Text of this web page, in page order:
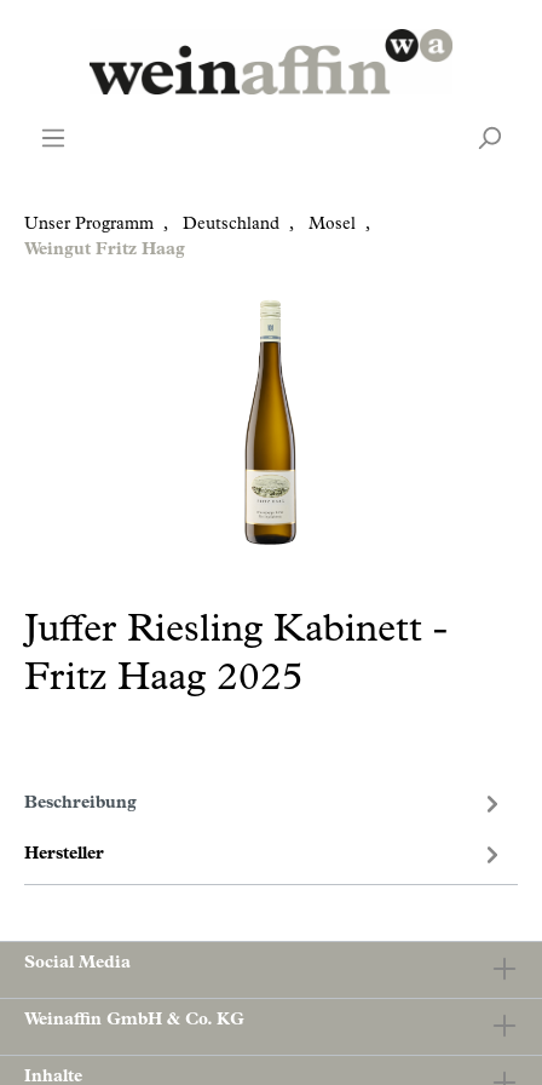
Unser Programm , Deutschland , Mosel
,
Weingut Fritz Haag
Juffer Riesling Kabinett -
Fritz Haag 2025
Beschreibung
Hersteller
Social Media
Weinaffin GmbH & Co. KG
Inhalte